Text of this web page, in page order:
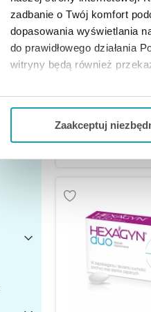
zadbanie o Twój komfort
dopasowania wyświetlania
do prawidłowego działania
witryny będą również
Jeżeli chcesz dostosować
Ciebie danych, które nie są
wszystkich funkcjonalności
Zaakceptuj
Betadine VAG
12,49
DO